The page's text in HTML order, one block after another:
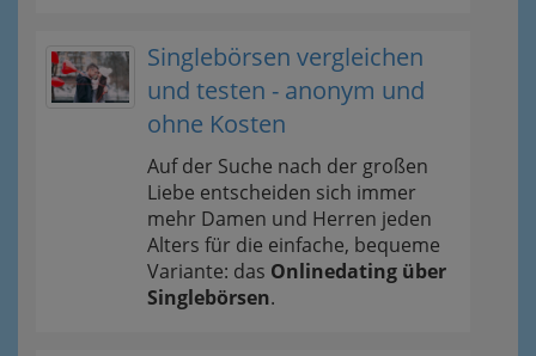
Singlebörsen vergleichen
und testen - anonym und
ohne Kosten
Auf der Suche nach der großen
Liebe entscheiden sich immer
mehr Damen und Herren jeden
Alters für die einfache, bequeme
Variante: das Onlinedating über
Singlebörsen.